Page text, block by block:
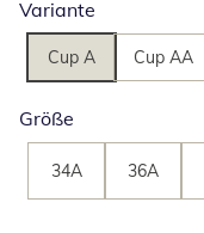
Variante
Cup A Cup AA
Größe
34A 36A